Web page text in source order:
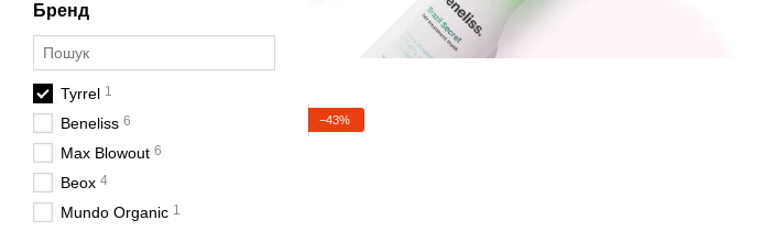
−43%
Бренд
Tyrrel 1
Beneliss 6
Max Blowout 6
Beox 4
Mundo Organic 1